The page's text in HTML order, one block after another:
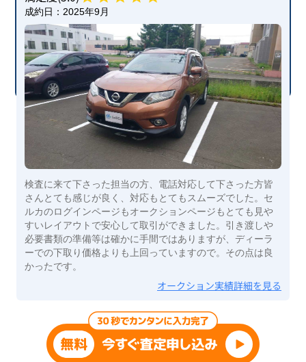
成約日： 2025年9月
検査に来て下さった担当の方、電話対応して下さった方皆
さんとても感じが良く、対応もとてもスムーズでした。セ
ルカのログインページもオークションページもとても見や
すいレイアウトで安心して取引ができました。引き渡しや
必要書類の準備等は確かに手間ではありますが、ディーラ
ーでの下取り価格よりも上回っていますので。その点は良
かったです。
オークション実績詳細を見る